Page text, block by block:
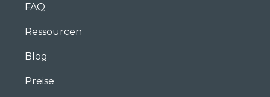
FAQ
Ressourcen
Blog
Preise